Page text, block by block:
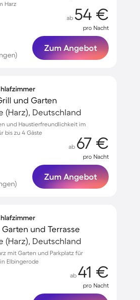
Harz
ab 54 €
pro Nacht
Zum Angebot
und Garten
(Harz), Deutschland
und Haustierfreundlichkeit im
bis zu 4 Gäste
ab 67 €
pro Nacht
Zum Angebot
und Terrasse
(Harz), Deutschland
mit Garten und Parkplatz für
Elbingerode
ab 41 €
pro Nacht